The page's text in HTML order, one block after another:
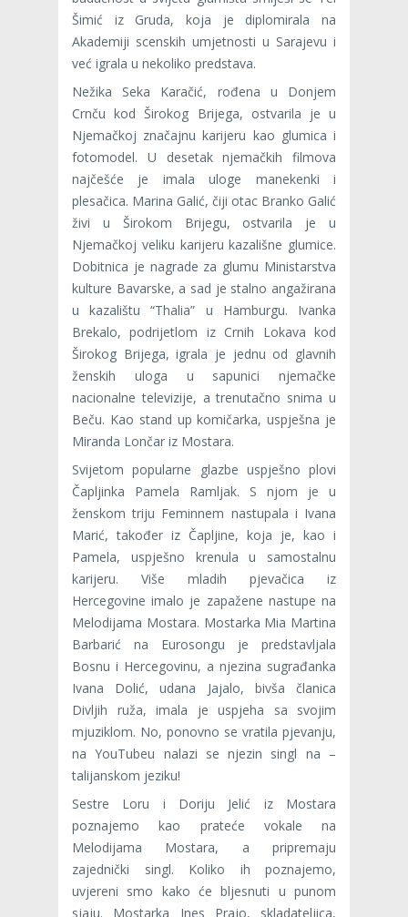
Šimić iz Gruda, koja je diplomirala na
Akademiji scenskih umjetnosti u Sarajevu i
već igrala u nekoliko predstava.
Nežika Seka Karačić, rođena u Donjem
Crnču kod Širokog Brijega, ostvarila je u
Njemačkoj značajnu karijeru kao glumica i
fotomodel. U desetak njemačkih filmova
najčešće je imala uloge manekenki i
plesačica. Marina Galić, čiji otac Branko Galić
živi u Širokom Brijegu, ostvarila je u
Njemačkoj veliku karijeru kazališne glumice.
Dobitnica je nagrade za glumu Ministarstva
kulture Bavarske, a sad je stalno angažirana
u kazalištu “Thalia” u Hamburgu. Ivanka
Brekalo, podrijetlom iz Crnih Lokava kod
Širokog Brijega, igrala je jednu od glavnih
ženskih uloga u sapunici njemačke
nacionalne televizije, a trenutačno snima u
Beču. Kao stand up komičarka, uspješna je
Miranda Lončar iz Mostara.
Svijetom popularne glazbe uspješno plovi
Čapljinka Pamela Ramljak. S njom je u
ženskom triju Feminnem nastupala i Ivana
Marić, također iz Čapljine, koja je, kao i
Pamela, uspješno krenula u samostalnu
karijeru. Više mladih pjevačica iz
Hercegovine imalo je zapažene nastupe na
Melodijama Mostara. Mostarka Mia Martina
Barbarić na Eurosongu je predstavljala
Bosnu i Hercegovinu, a njezina sugrađanka
Ivana Dolić, udana Jajalo, bivša članica
Divljih ruža, imala je uspjeha sa svojim
mjuziklom. No, ponovno se vratila pjevanju,
na YouTubeu nalazi se njezin singl na –
talijanskom jeziku!
Sestre Loru i Doriju Jelić iz Mostara
poznajemo kao prateće vokale na
Melodijama Mostara, a pripremaju
zajednički singl. Koliko ih poznajemo,
uvjereni smo kako će bljesnuti u punom
sjaju. Mostarka Ines Prajo, skladateljica,